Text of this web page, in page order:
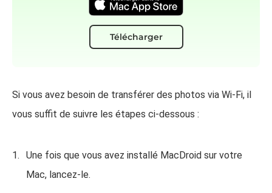
Télécharger
Si vous avez besoin de transférer des photos via Wi-Fi, il
vous suffit de suivre les étapes ci-dessous :
Une fois que vous avez installé MacDroid sur votre
Mac, lancez-le.